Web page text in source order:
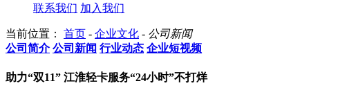
联系我们 加入我们
当前位置： 首页 - 企业文化 - 公司新闻
公司简介 公司新闻 行业动态 企业短视频
助力“双11” 江淮轻卡服务“24小时”不打烊